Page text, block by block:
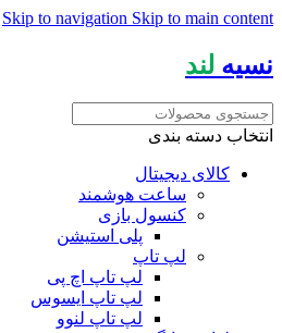
Skip to navigation Skip to main content
نسیه لند
انتخاب دسته بندی
کالای دیجیتال
ساعت هوشمند
کنسول بازی
پلی استیشن
لپ تاپ
لپ تاپ اچ پی
لپ تاپ ایسوس
لپ تاپ لنوو